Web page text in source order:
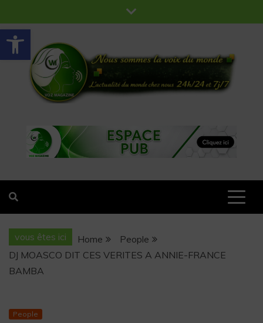
Ouvrir la barre d’outils
VOZ MAGAZINE
vous êtes ici Home
People
DJ MOASCO DIT CES VERITES A ANNIE-FRANCE
BAMBA
People